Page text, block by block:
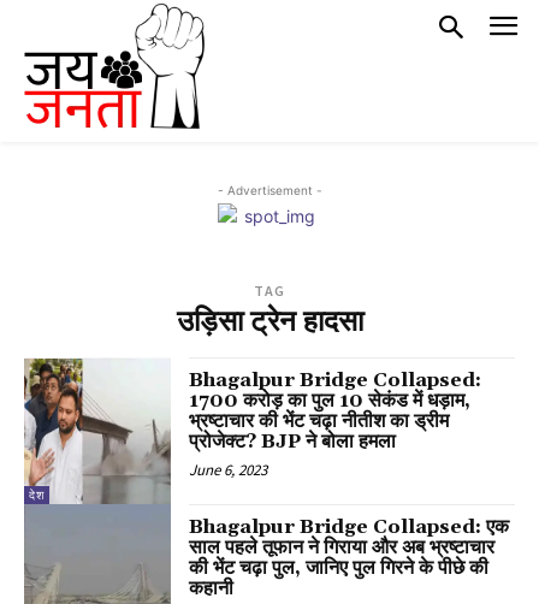
- Advertisement -
TAG
उड़िसा ट्रेन हादसा
देश
Bhagalpur Bridge Collapsed:
1700 करोड़ का पुल 10 सेकंड में धड़ाम,
भ्रष्टाचार की भेंट चढ़ा नीतीश का ड्रीम
प्रोजेक्ट? BJP ने बोला हमला
June 6, 2023
Bhagalpur Bridge Collapsed: एक
साल पहले तूफान ने गिराया और अब भ्रष्टाचार
की भेंट चढ़ा पुल, जानिए पुल गिरने के पीछे की
कहानी